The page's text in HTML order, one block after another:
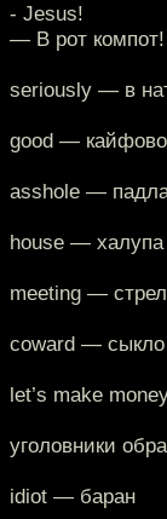
- Jesus!
— В рот компот!
seriously — в
good — кайфово
asshole —
house — халупа
meeting —
coward — сыкло
let’s make
уголовники
idiot — баран